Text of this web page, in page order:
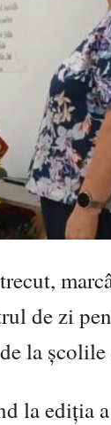
de zi
la
la ediția